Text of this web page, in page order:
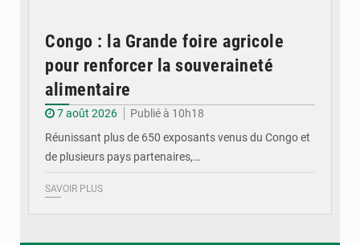
Congo : la Grande foire agricole
pour renforcer la souveraineté
alimentaire
7 août 2026
Publié à 10h18
Réunissant plus de 650 exposants venus du Congo et
de plusieurs pays partenaires,…
SAVOIR PLUS